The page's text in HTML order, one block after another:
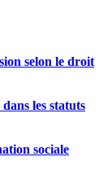
selon le droit
les statuts
sociale